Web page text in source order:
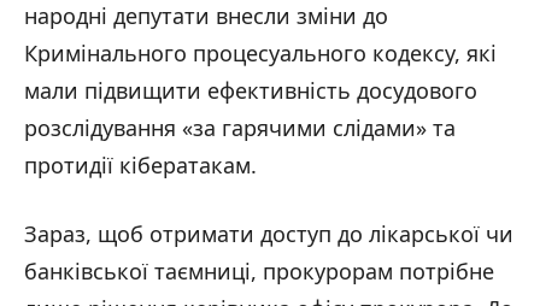
народні депутати внесли зміни до
Кримінального процесуального кодексу, які
мали підвищити ефективність досудового
розслідування «за гарячими слідами» та
протидії кібератакам.
Зараз, щоб отримати доступ до лікарської чи
банківської таємниці, прокурорам потрібне